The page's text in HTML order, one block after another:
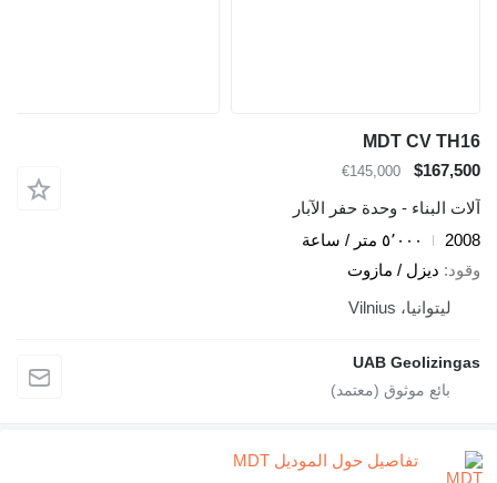
MDT CV TH16
$167,500
€145,000
آلات البناء - وحدة حفر الآبار
2008
٥٬٠٠٠ متر / ساعة
وقود ديزل / مازوت
ليتوانيا، Vilnius
UAB Geolizingas
تفاصيل حول الموديل MDT